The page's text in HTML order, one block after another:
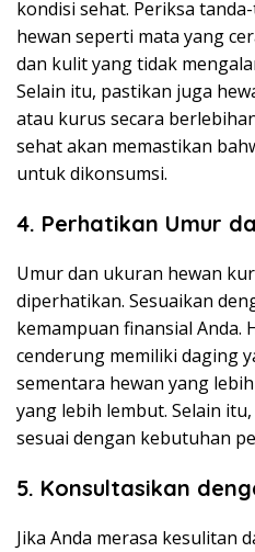
kondisi sehat. Periksa
hewan seperti mata yang
dan kulit yang tidak
Selain itu, pastikan juga
atau kurus secara
sehat akan memastikan
untuk dikonsumsi.
4. Perhatikan Umur
Umur dan ukuran hewan
diperhatikan. Sesuaikan
kemampuan finansial Anda.
cenderung memiliki daging
sementara hewan yang
yang lebih lembut. Selain
sesuai dengan kebutuhan
5. Konsultasikan
Jika Anda merasa kesulitan